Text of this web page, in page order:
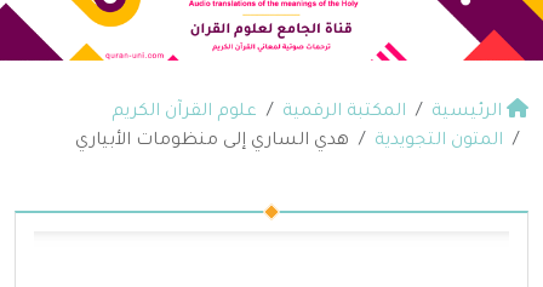
الرئيسية المكتبة الرقمية
علوم القرآن الكريم
المتون التجويدية
هدي الساري إلى منظومات الأبياري